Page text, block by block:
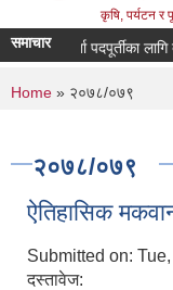
कृषि, पर्यटन र
समाचारपदपूर्तीका लागि
You are
Home » २०७८/०७९
२०७८/०७९
ऐतिहासिक
Submitted on:
दस्तावेज: